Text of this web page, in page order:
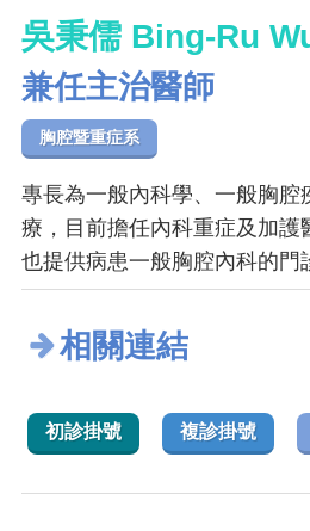
吳秉儒 Bing-Ru
兼任主治醫師
胸腔暨重症系
專長為一般內科學、一般胸腔
療，目前擔任內科重症及加護
也提供病患一般胸腔內科的門
相關連結
初診掛號 複診掛號